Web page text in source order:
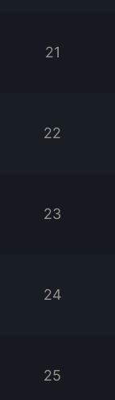
21
22
23
24
25